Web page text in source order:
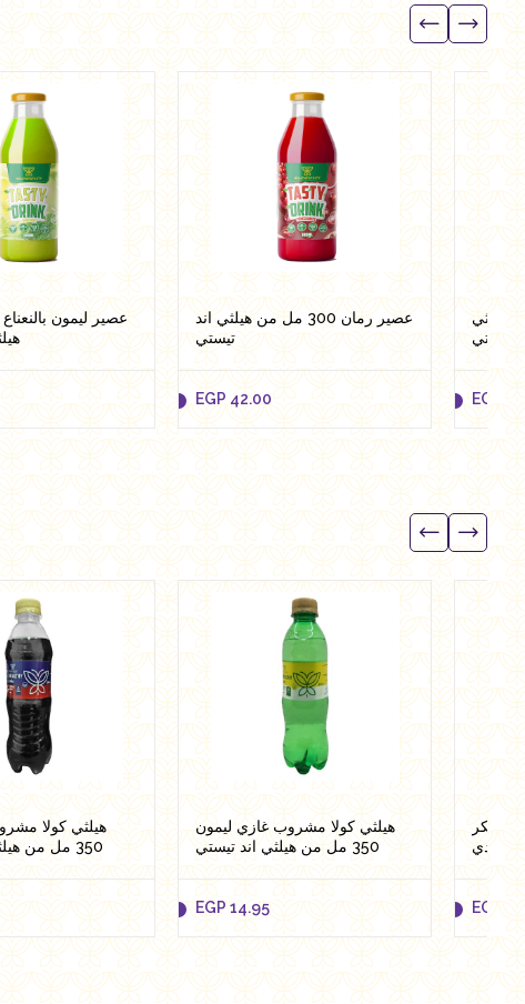
EGP 38.95
Add to cart
EGP 38.95
Add to cart
Add to cart
عصير رمان 300 مل من هيلثي اند
تيستي
EGP 42.00
EGP 42.00
Add to cart
مل من هيلثي
تيستي
EGP
EGP
هيلثي كولا
350 مل من هيلثي اند تيستي
هيلثي كولا مشروب غازي ليمون
350 مل من هيلثي اند تيستي
EGP14.95
سكر
EGP